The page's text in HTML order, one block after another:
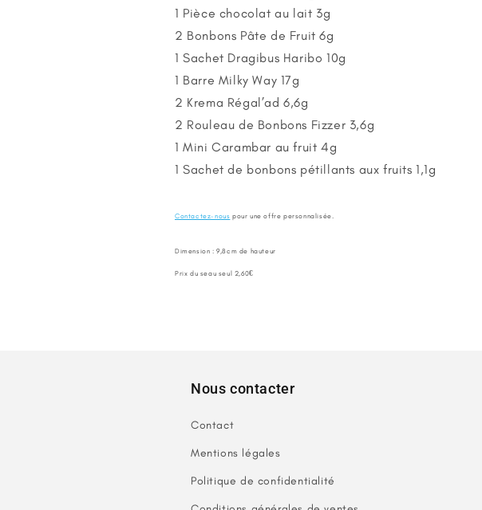
1 Pièce chocolat au lait 3g
2 Bonbons Pâte de Fruit 6g
1 Sachet Dragibus Haribo 10g
1 Barre Milky Way 17g
2 Krema Régal’ad 6,6g
2 Rouleau de Bonbons Fizzer 3,6g
1 Mini Carambar au fruit 4g
1 Sachet de bonbons pétillants aux fruits 1,1g
Contactez-nous pour une offre personnalisée.
Dimension : 9,8cm de hauteur
Prix du seau seul 2,60€
Nous contacter
Contact
Mentions légales
Politique de confidentialité